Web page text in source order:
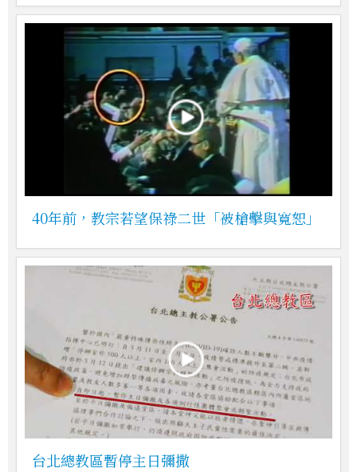
40年前，教宗若望保祿二世「被槍擊與寬恕」
台北總教區暫停主日彌撒